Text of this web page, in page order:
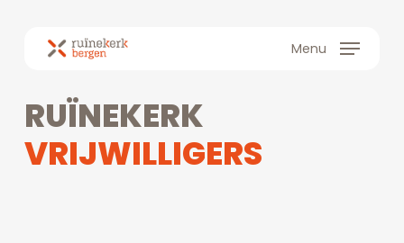
Menu
RUÏNEKERK
VRIJWILLIGERS